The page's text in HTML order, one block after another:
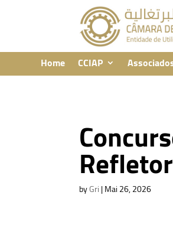
Home CCIAP
byGri|Mai 26, 2026